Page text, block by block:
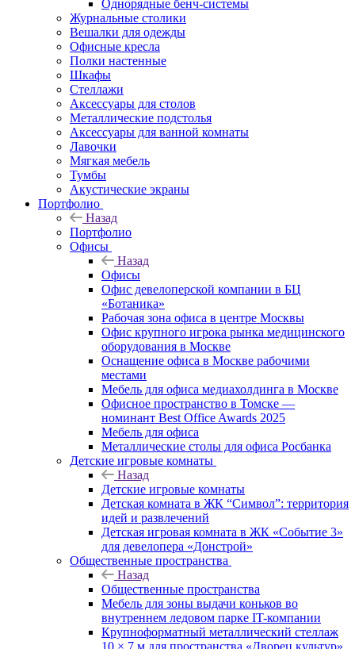
Однорядные бенч-системы
Журнальные столики
Вешалки для одежды
Офисные кресла
Полки настенные
Шкафы
Стеллажи
Аксессуары для столов
Металлические подстолья
Аксессуары для ванной комнаты
Лавочки
Мягкая мебель
Тумбы
Акустические экраны
Портфолио
Назад
Портфолио
Офисы
Назад
Офисы
Офис девелоперской компании в БЦ
«Ботаника»
Рабочая зона офиса в центре Москвы
Офис крупного игрока рынка медицинского
оборудования в Москве
Оснащение офиса в Москве рабочими
местами
Мебель для офиса медиахолдинга в Москве
Офисное пространство в Томске —
номинант Best Office Awards 2025
Мебель для офиса
Металлические столы для офиса Росбанка
Детские игровые комнаты
Назад
Детские игровые комнаты
Детская комната в ЖК “Символ”: территория
идей и развлечений
Детская игровая комната в ЖК «Событие 3»
для девелопера «Донстрой»
Общественные пространства
Назад
Общественные пространства
Мебель для зоны выдачи коньков во
внутреннем ледовом парке IT-компании
Крупноформатный металлический стеллаж
10 × 7 м для пространства «Дворец культур»